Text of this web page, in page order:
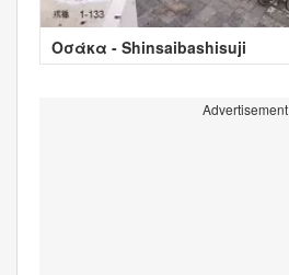
Οσάκα - Shinsaibashisuji
Advertisement